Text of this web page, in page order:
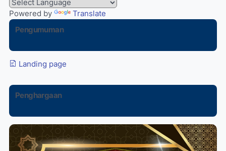
Powered by
Translate
Pengumuman
Landing page
Penghargaan